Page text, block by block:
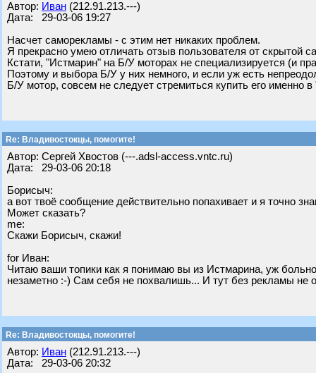
Автор: Иван (212.91.213.---)
Дата: 29-03-06 19:27
Насчет саморекламы - с этим нет никаких проблем.
Я прекрасно умею отличать отзыв пользователя от скрытой
Кстати, "Истмарин" на Б/У моторах не специализируется (и
Поэтому и выбора Б/У у них немного, и если уж есть
Б/У мотор, совсем не следует стремиться купить его именно
Re: Владивостокцы, помогите!
Автор: Сергей Хвостов (---.adsl-access.vntc.ru)
Дата: 29-03-06 20:18
Борисыч:
а вот твоё сообщение действительно попахивает и я точно
Может сказать?
me:
Скажи Борисыч, скажи!
for Иван:
Читаю ваши топики как я понимаю вы из Истмарина, уж
незаметно :-) Сам себя не похвалишь... И тут без рекламы не
Re: Владивостокцы, помогите!
Автор: Иван (212.91.213.---)
Дата: 29-03-06 20:32